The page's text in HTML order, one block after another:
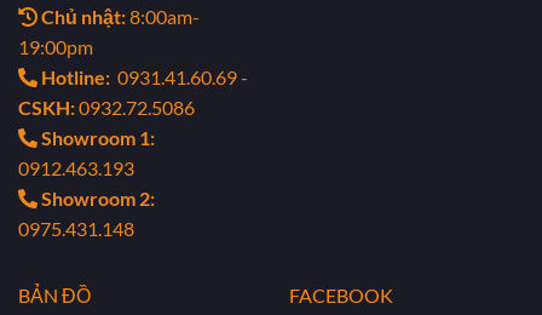
Chủ nhật:8:00am-
19:00pm
Hotline: 0931.41.60.69 -
CSKH:0932.72.5086
Showroom 1:
0912.463.193
Showroom 2:
0975.431.148
BẢN ĐỒ FACEBOOK